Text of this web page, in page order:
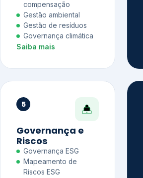
compensação
Gestão ambiental
Gestão de resíduos
Governança climática
Saiba mais
5
Governança e
Riscos
Governança ESG
Mapeamento de
Riscos ESG